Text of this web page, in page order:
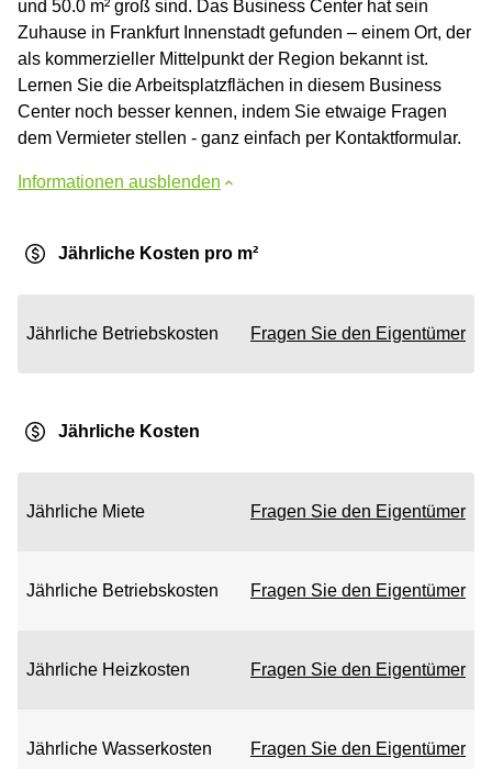
und 50.0 m² groß sind. Das Business Center hat sein
Zuhause in Frankfurt Innenstadt gefunden – einem Ort, der
als kommerzieller Mittelpunkt der Region bekannt ist.
Lernen Sie die Arbeitsplatzflächen in diesem Business
Center noch besser kennen, indem Sie etwaige Fragen
dem Vermieter stellen - ganz einfach per Kontaktformular.
Informationen ausblenden
Jährliche Kosten pro m²
Jährliche Betriebskosten Fragen Sie den Eigentümer
Jährliche Kosten
Jährliche Miete Fragen Sie den Eigentümer
Jährliche Betriebskosten Fragen Sie den Eigentümer
Jährliche Heizkosten Fragen Sie den Eigentümer
Jährliche Wasserkosten Fragen Sie den Eigentümer